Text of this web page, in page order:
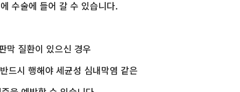
수술에 들어 갈 수 있습니다.
막 질환이 있으신 경우
드시 행해야 세균성 심내막염 같은